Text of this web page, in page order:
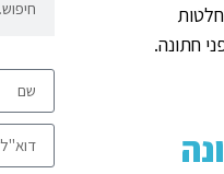
חתונה.